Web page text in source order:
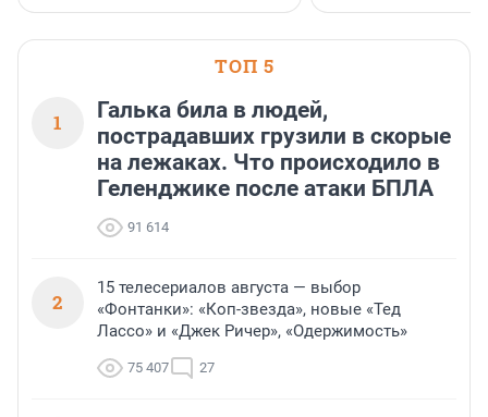
ТОП 5
1
Галька била в людей,
пострадавших грузили в скорые
на лежаках. Что происходило в
Геленджике после атаки БПЛА
91 614
2
15 телесериалов августа — выбор
«Фонтанки»: «Коп-звезда», новые «Тед
Лассо» и «Джек Ричер», «Одержимость»
75 407 27